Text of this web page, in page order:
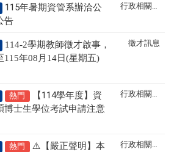
115年暑期資管系辦洽公
告
行政相關訊息
114-2學期教師徵才啟事，
115年08月14日(星期五)
徵才訊息
熱門
【114學年度】資
博士生學位考試申請注意
行政相關訊息
熱門 ⚠
【嚴正聲明】本
行政相關訊息